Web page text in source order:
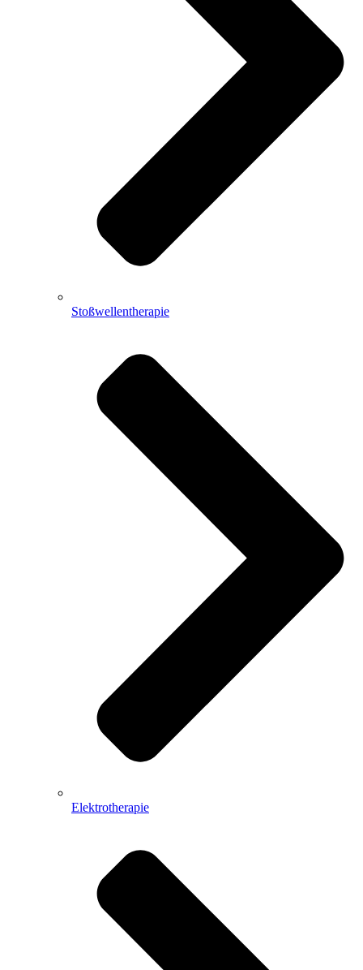
Stoßwellentherapie
Elektrotherapie